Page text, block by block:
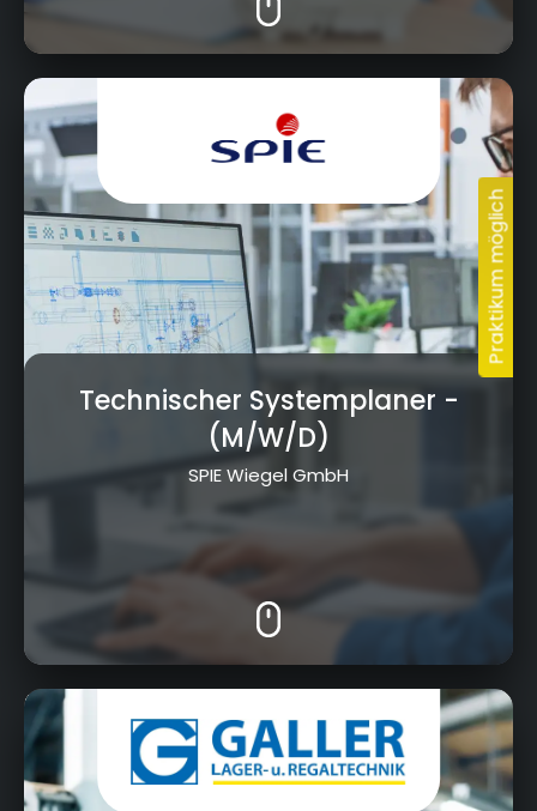
Albert-Ruckdeschel-Straße 11, 95326 Kulmbach
Technischer Systemplaner -
(M/W/D)
SPIE Wiegel GmbH
Robert-Galler-Strasse 1, 95326 Kulmbach